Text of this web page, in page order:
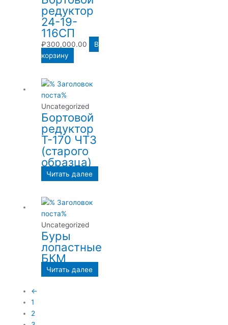
редуктор
24-19-
116СП
₽300,000.00
В
корзину
Uncategorized
Бортовой
редуктор
Т-170 ЧТЗ
(старого
образца)
Читать далее
Uncategorized
Буры
лопастные
БКМ
Читать далее
←
1
2